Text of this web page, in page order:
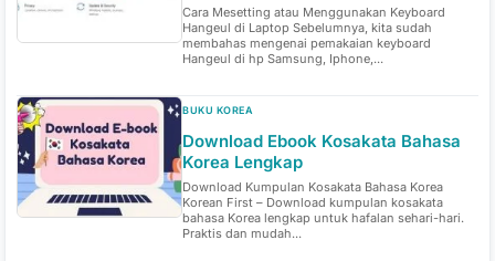
Cara Mesetting atau Menggunakan Keyboard
Hangeul di Laptop Sebelumnya, kita sudah
membahas mengenai pemakaian keyboard
Hangeul di hp Samsung, Iphone,...
BUKU KOREA
Download Ebook Kosakata Bahasa
Korea Lengkap
Download Kumpulan Kosakata Bahasa Korea
Korean First – Download kumpulan kosakata
bahasa Korea lengkap untuk hafalan sehari-hari.
Praktis dan mudah...